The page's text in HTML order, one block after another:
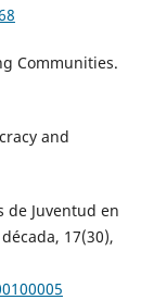
Communities.
and
de Juventud en
17(30),